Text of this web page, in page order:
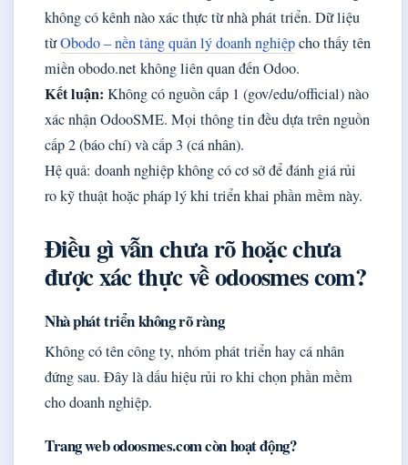
không có kênh nào xác thực từ nhà phát triển. Dữ liệu
từObodo – nền tảng quản lý doanh nghiệpcho thấy tên
miền obodo.net không liên quan đến Odoo.
Kết luận: Không có nguồn cấp 1 (gov/edu/official) nào
xác nhận OdooSME. Mọi thông tin đều dựa trên nguồn
cấp 2 (báo chí) và cấp 3 (cá nhân).
Hệ quả: doanh nghiệp không có cơ sở để đánh giá rủi
ro kỹ thuật hoặc pháp lý khi triển khai phần mềm này.
Điều gì vẫn chưa rõ hoặc chưa
được xác thực về odoosmes com?
Nhà phát triển không rõ ràng
Không có tên công ty, nhóm phát triển hay cá nhân
đứng sau. Đây là dấu hiệu rủi ro khi chọn phần mềm
cho doanh nghiệp.
Trang web odoosmes.com còn hoạt động?